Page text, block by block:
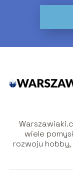
wiele
rozwoju